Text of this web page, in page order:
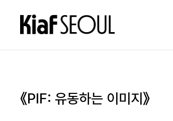
《PIF: 유동하는 이미지》